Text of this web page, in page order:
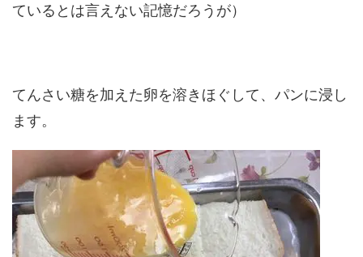
ているとは言えない記憶だろうが）
てんさい糖を加えた卵を溶きほぐして、パンに浸し
ます。